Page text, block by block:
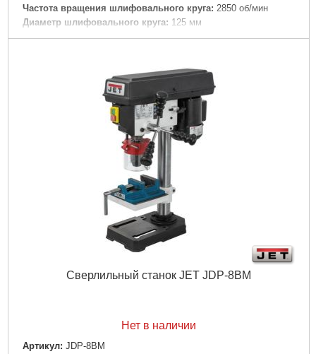
Частота вращения шлифовального круга: 2850 об/мин
Диаметр шлифовального круга: 125 мм
Размеры рабочего стола (ДхШ): 185х130 мм
Размеры шлифовальной ленты (ДхШ):
25,4х762 мм
Размеры рабочего стола (Д):
Ø150 мм
Габариты упаковки: 460x320x320 мм
10,500 г
Подробнее...
Сверлильный станок JET JDP-8BM
Нет в наличии
Артикул: JDP-8BM